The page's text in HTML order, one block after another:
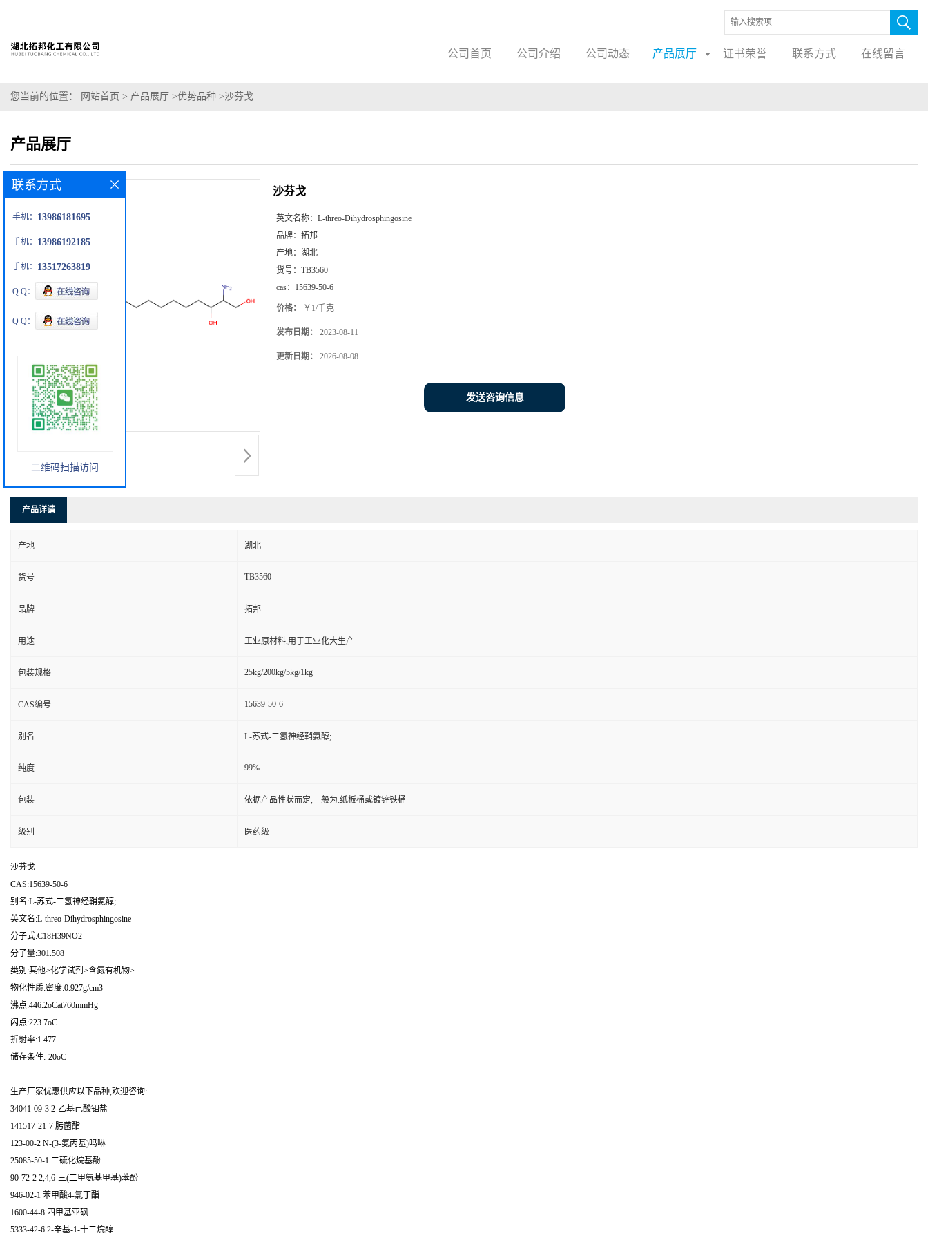
公司首页 公司介绍 公司动态 产品展厅 证书荣誉 联系方式 在线留言
您当前的位置： 网站首页 > 产品展厅 >优势品种 >沙芬戈
产品展厅
沙芬戈
英文名称： L-threo-Dihydrosphingosine
品牌： 拓邦
产地： 湖北
货号： TB3560
cas： 15639-50-6
价格： ￥1/千克
发布日期： 2023-08-11
更新日期： 2026-08-08
发送咨询信息
产品详请
产地 湖北
货号 TB3560
品牌 拓邦
用途 工业原材料,用于工业化大生产
包装规格 25kg/200kg/5kg/1kg
CAS编号 15639-50-6
别名 L-苏式-二氢神经鞘氨醇;
纯度 99%
包装 依据产品性状而定,一般为:纸板桶或镀锌铁桶
级别 医药级
沙芬戈
CAS:15639-50-6
别名:L-苏式-二氢神经鞘氨醇;
英文名:L-threo-Dihydrosphingosine
分子式:C18H39NO2
分子量:301.508
类别:其他>化学试剂>含氮有机物>
物化性质:密度:0.927g/cm3
沸点:446.2oCat760mmHg
闪点:223.7oC
折射率:1.477
储存条件:-20oC
生产厂家优惠供应以下品种,欢迎咨询:
34041-09-3 2-乙基己酸钼盐
141517-21-7 肟菌酯
123-00-2 N-(3-氨丙基)吗啉
25085-50-1 二硫化烷基酚
90-72-2 2,4,6-三(二甲氨基甲基)苯酚
946-02-1 苯甲酸4-氯丁酯
1600-44-8 四甲基亚砜
5333-42-6 2-辛基-1-十二烷醇
联系方式
手机： 13986181695
手机： 13986192185
手机： 13517263819
Q Q：
Q Q：
二维码扫描访问